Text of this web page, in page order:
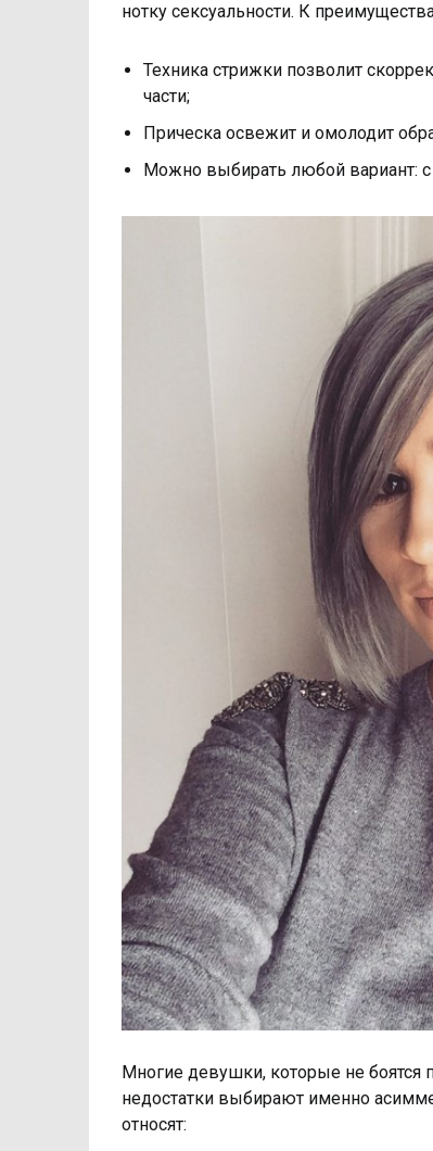
нотку сексуальности. К
Техника стрижки позволит
части;
Прическа освежит и омолодит
Можно выбирать любой вариант:
Многие девушки, которые не боятся
недостатки выбирают именно
относят: